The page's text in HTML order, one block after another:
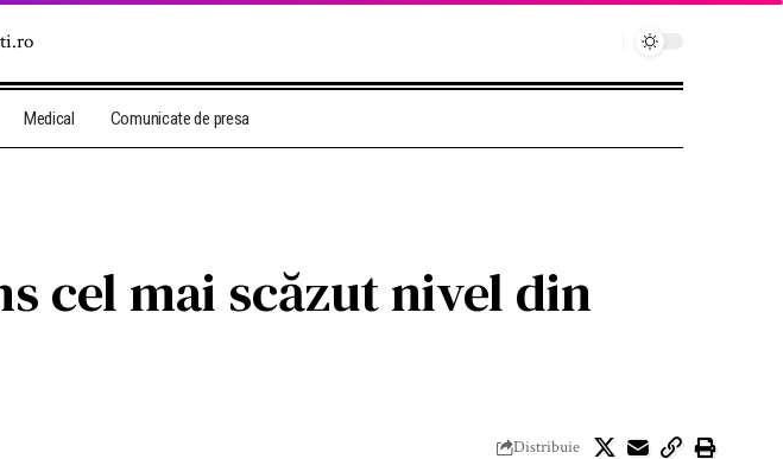
Medical Comunicate de presa
cel mai scăzut nivel din
Distribuie